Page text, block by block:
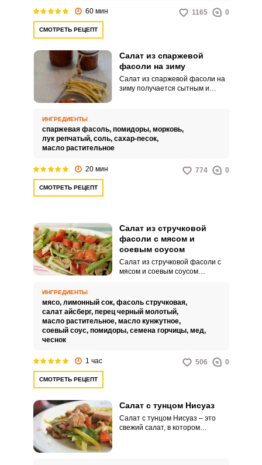
60 мин 1165 0
СМОТРЕТЬ РЕЦЕПТ
Салат из спаржевой
фасоли на зиму
Салат из спаржевой фасоли на
зиму получается сытным и
ИНГРЕДИЕНТЫ
спаржевая фасоль, помидоры, морковь,
лук репчатый, соль, сахар-песок,
масло растительное
20 мин 774 0
СМОТРЕТЬ РЕЦЕПТ
Салат из стручковой
фасоли с мясом и
соевым соусом
Салат из стручковой фасоли с
мясом и соевым соусом
полноценный прием пищи.
Приготовление яркого салата не
доставит особых хлопот.
ИНГРЕДИЕНТЫ
мясо, лимонный сок, фасоль стручковая,
салат айсберг, перец черный молотый,
масло растительное, масло кунжутное,
соевый соус, помидоры, семена горчицы, мед,
чеснок
1 час 506 0
СМОТРЕТЬ РЕЦЕПТ
Салат с тунцом Нисуаз
Салат с тунцом Нисуаз – это
свежий салат, в котором